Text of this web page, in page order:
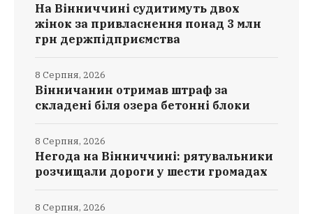
На Вінниччині судитимуть двох
жінок за привласнення понад 3 млн
грн держпідприємства
Вінничанин отримав штраф за
складені біля озера бетонні блоки
8 Серпня, 2026
Негода на Вінниччині: рятувальники
розчищали дороги у шести громадах
8 Серпня, 2026
8 Серпня, 2026